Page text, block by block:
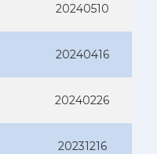
20240510
20240416
20240226
20231216